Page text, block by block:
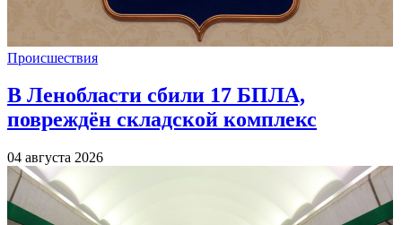
Происшествия
В Ленобласти сбили 17 БПЛА,
повреждён складской комплекс
04 августа 2026